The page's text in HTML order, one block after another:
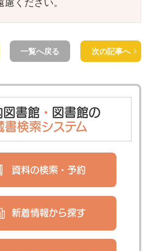
ください。
一覧へ戻る 次の記事へ
図書館 ・ 図書館の
書検索システム
資料の検索・ 予約
新着情報から探す